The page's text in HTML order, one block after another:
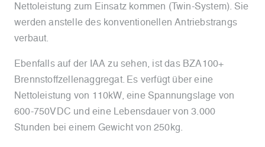
Nettoleistung zum Einsatz kommen (Twin-System). Sie
werden anstelle des konventionellen Antriebstrangs
verbaut.
Ebenfalls auf der IAA zu sehen, ist das BZA100+
Brennstoffzellenaggregat. Es verfügt über eine
Nettoleistung von 110kW, eine Spannungslage von
600-750VDC und eine Lebensdauer von 3.000
Stunden bei einem Gewicht von 250kg.